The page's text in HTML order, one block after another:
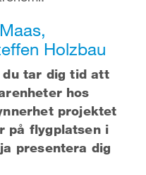
Holzbau
du tar dig tid att
hos
projektet
på flygplatsen i
presentera dig